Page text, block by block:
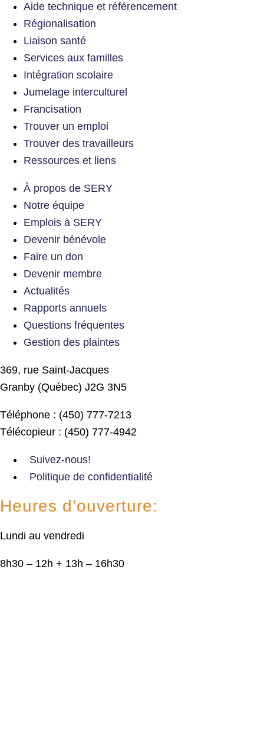
Aide technique et référencement
Régionalisation
Liaison santé
Services aux familles
Intégration scolaire
Jumelage interculturel
Francisation
Trouver un emploi
Trouver des travailleurs
Ressources et liens
À propos de SERY
Notre équipe
Emplois à SERY
Devenir bénévole
Faire un don
Devenir membre
Actualités
Rapports annuels
Questions fréquentes
Gestion des plaintes
369, rue Saint-Jacques
Granby (Québec) J2G 3N5
Téléphone : (450) 777-7213
Télécopieur : (450) 777-4942
Suivez-nous!
Politique de confidentialité
Heures d’ouverture:
Lundi au vendredi
8h30 – 12h + 13h – 16h30